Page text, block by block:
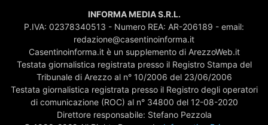
INFORMA MEDIA S.R.L.
P.IVA: 02378340513 - Numero REA: AR-206189 - email:
redazione@casentinoinforma.it
Casentinoinforma.it è un supplemento di ArezzoWeb.it
Testata giornalistica registrata presso il Registro Stampa del
Tribunale di Arezzo al n° 10/2006 del 23/06/2006
Testata giornalistica registrata presso il Registro degli operatori
di comunicazione (ROC) al n° 34800 del 12-08-2020
Direttore responsabile: Stefano Pezzola